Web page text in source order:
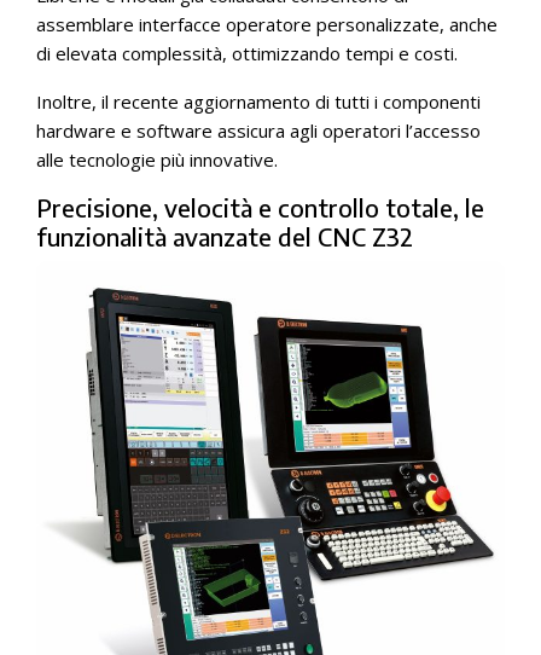
assemblare interfacce operatore personalizzate, anche
di elevata complessità, ottimizzando tempi e costi.
Inoltre, il recente aggiornamento di tutti i componenti
hardware e software assicura agli operatori l’accesso
alle tecnologie più innovative.
Precisione, velocità e controllo totale, le
funzionalità avanzate del CNC Z32